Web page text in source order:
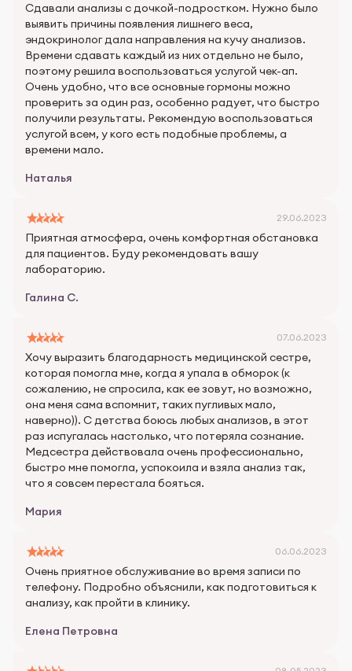
Сдавали анализы с дочкой-подростком. Нужно было
выявить причины появления лишнего веса,
эндокринолог дала направления на кучу анализов.
Времени сдавать каждый из них отдельно не было,
поэтому решила воспользоваться услугой чек-ап.
Очень удобно, что все основные гормоны можно
проверить за один раз, особенно радует, что быстро
получили результаты. Рекомендую воспользоваться
услугой всем, у кого есть подобные проблемы, а
времени мало.
Наталья
29.06.2023
Приятная атмосфера, очень комфортная обстановка
для пациентов. Буду рекомендовать вашу
лабораторию.
Галина С.
07.06.2023
Хочу выразить благодарность медицинской сестре,
которая помогла мне, когда я упала в обморок (к
сожалению, не спросила, как ее зовут, но возможно,
она меня сама вспомнит, таких пугливых мало,
наверно)). С детства боюсь любых анализов, в этот
раз испугалась настолько, что потеряла сознание.
Медсестра действовала очень профессионально,
быстро мне помогла, успокоила и взяла анализ так,
что я совсем перестала бояться.
Мария
06.06.2023
Очень приятное обслуживание во время записи по
телефону. Подробно объяснили, как подготовиться к
анализу, как пройти в клинику.
Елена Петровна